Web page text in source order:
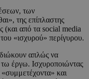
των
της επίπλαστης
(και από τα social media
«ισχυρού» περίγυρου.
απλώς να
τω έργω. Ισχυροποιώντας
και